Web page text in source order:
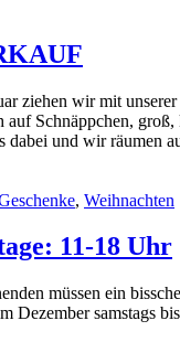
ziehen wir mit
auf Schnäppchen, groß,
dabei und wir räumen
, Weihnachten
11-18 Uhr
müssen ein
Dezember samstags